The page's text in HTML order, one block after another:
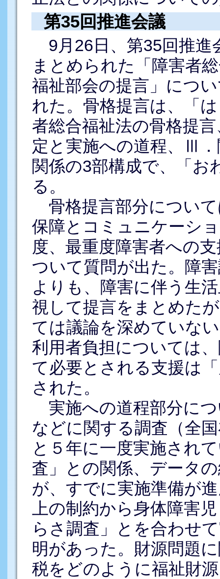
第35回推進会議
9月26日、第35回推進
まとめられた「障害者
福祉部会の提言」につ
れた。骨格提言は、「
者総合福祉法の骨格提
定と実施への道程、Ⅲ
関係の3部構成で、「お
る。
骨格提言部分につい
保障とコミュニケーシ
度、最重度障害者への
ついて質問が出た。障
よりも、障害に伴う生
視して提言をまとめた
ては議論を深めていな
利用者負担については
て必要とされる支援は
された。
実施への道程部分に
などに関する調査（全
と５年に一度実施され
査」との関係、データ
が、すでに実施準備が
上の制約から身体障害
らさ調査」とを合わせ
明があった。財源問題
税をどのように福祉財